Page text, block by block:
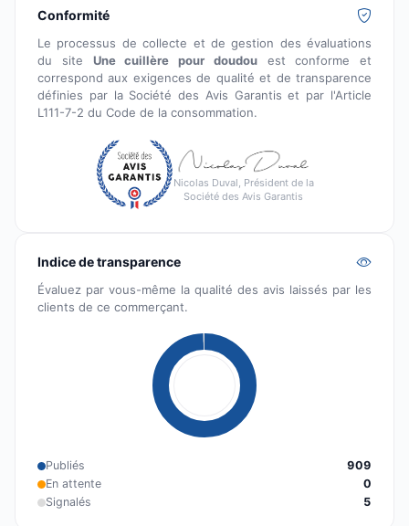
Conformité
Le processus de collecte et de gestion des évaluations
du site Une cuillère pour doudouest conforme et
correspond aux exigences de qualité et de transparence
définies par la Société des Avis Garantis et par l'Article
L111-7-2 du Code de la consommation.
Nicolas Duval, Président de la
Société des Avis Garantis
Indice de transparence
Évaluez par vous-même la qualité des avis laissés par les
clients de ce commerçant.
Publiés
909
En attente
0
Signalés
5